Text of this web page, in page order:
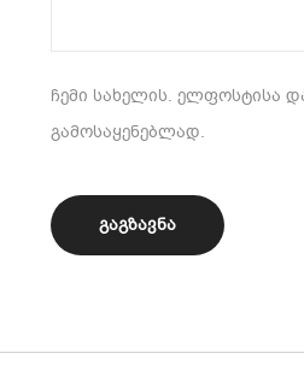
ჩემი სახელის. ელფოსტისა
გამოსაყენებლად.